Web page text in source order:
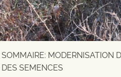
SOMMAIRE: MODERNISATION
DES SEMENCES